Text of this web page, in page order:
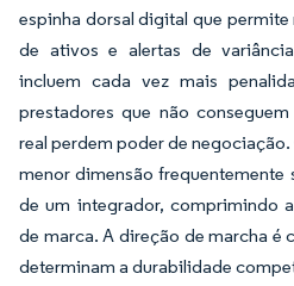
espinha dorsal digital que
de ativos e alertas de
incluem cada vez mais
prestadores que não
real perdem poder de
menor dimensão
de um integrador, comprimindo
de marca. A direção de marcha é
determinam a durabilidade